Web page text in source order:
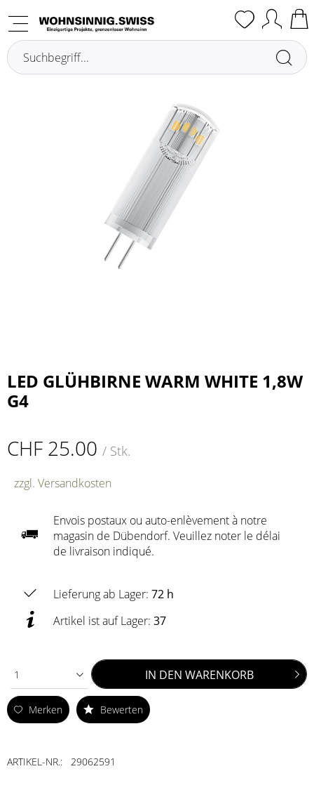
Übersicht
LED GLÜHBIRNE WARM WHITE 1,8W
G4
CHF 25.00 / Stk.
zzgl. Versandkosten
Envois postaux ou auto-enlèvement à notre
magasin de Dübendorf. Veuillez noter le délai
de livraison indiqué.
Lieferung ab Lager: 72 h
Artikel ist auf Lager: 37
1 IN DEN WARENKORB
Merken Bewerten
ARTIKEL-NR.: 29062591